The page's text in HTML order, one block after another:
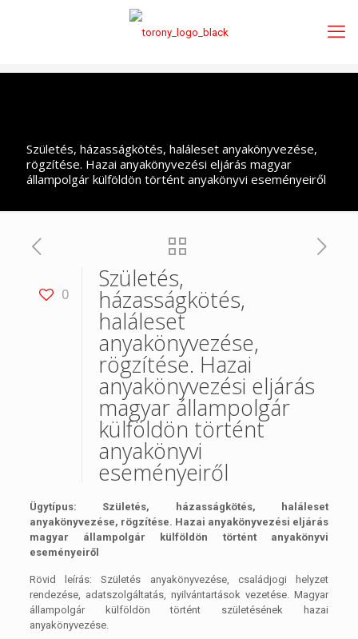
Születés, házasságkötés, haláleset anyakönyvezése,
rögzítése. Hazai anyakönyvezési eljárás magyar
állampolgár külföldön történt anyakönyvi eseményeiről
0
Születés,
házasságkötés,
haláleset
anyakönyvezése,
rögzítése. Hazai
anyakönyvezési eljárás
magyar állampolgár
külföldön történt
anyakönyvi
eseményeiről
Ügytípus: Születés, házasságkötés, haláleset
anyakönyvezése, rögzítése. Hazai anyakönyvezési eljárás
magyar állampolgár külföldön történt anyakönyvi
eseményeiről
Rövid leírás: Születés anyakönyvezése, családjogi helyzet
rendezése, adatszolgáltatás, nyilvántartások vezetése. Magyar
állampolgár külföldön történt születésének hazai
anyakönyvezése.